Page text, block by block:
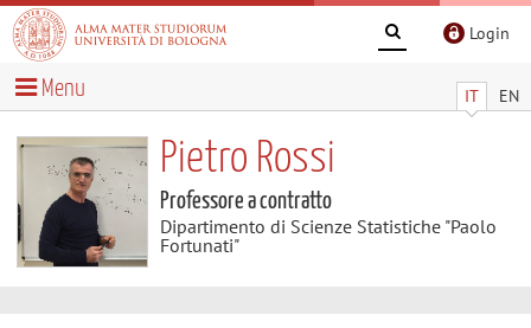
Login
IT EN
Menu
Pietro Rossi
Professore a contratto
Dipartimento di Scienze Statistiche "Paolo
Fortunati"